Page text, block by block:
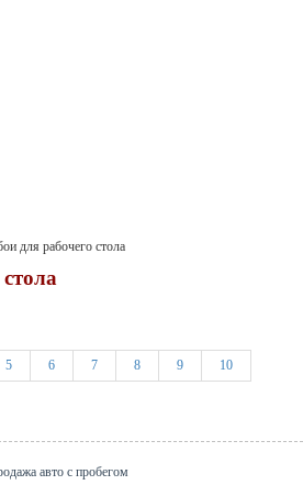
для рабочего стола
5 6 7 8 9 10
авто с пробегом